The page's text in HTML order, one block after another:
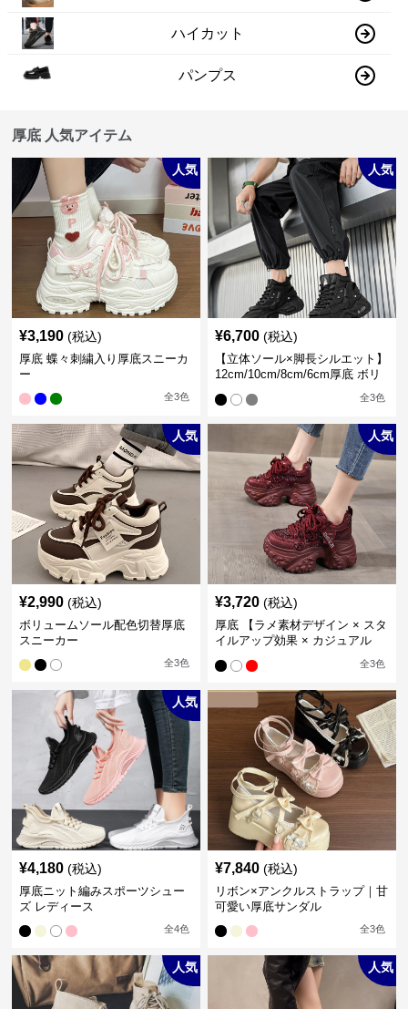
ハイカット
パンプス
厚底 人気アイテム
人気
¥3,190 (税込)
厚底 蝶々刺繍入り厚底スニーカ
ー
全3色
人気
¥6,700 (税込)
【立体ソール×脚長シルエット】
12cm/10cm/8cm/6cm厚底 ボリ
ュームソール立体設計ハイカッ
トスニーカー｜スニーカー・ハ
イカット
全3色
人気
¥2,990 (税込)
ボリュームソール配色切替厚底
スニーカー
全3色
人気
¥3,720 (税込)
厚底 【ラメ素材デザイン × スタ
イルアップ効果 × カジュアル
系】厚底デザインスニーカー
全3色
人気
¥4,180 (税込)
厚底ニット編みスポーツシュー
ズ レディース
全4色
¥7,840 (税込)
リボン×アンクルストラップ｜甘
可愛い厚底サンダル
全3色
人気 人気